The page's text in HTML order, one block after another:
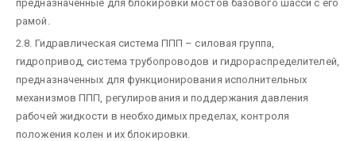
предназначенные для блокировки мостов базового шасси с его
рамой.
2.8. Гидравлическая система ППП – силовая группа,
гидропривод, система трубопроводов и гидрораспределителей,
предназначенных для функционирования исполнительных
механизмов ППП, регулирования и поддержания давления
рабочей жидкости в необходимых пределах, контроля
положения колен и их блокировки.